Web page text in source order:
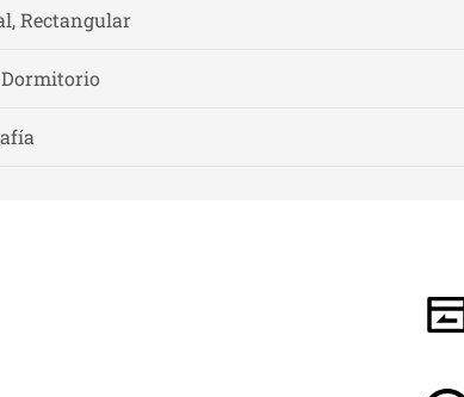
Rectangular
Dormitorio